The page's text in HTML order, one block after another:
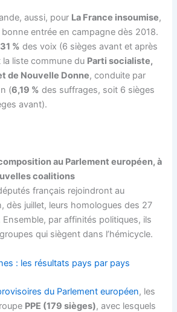
aussi, pour La France insoumise,
entrée en campagne dès 2018.
% des voix (6 sièges avant et après
liste commune du Parti socialiste,
de Nouvelle Donne, conduite par
(6,19 % des suffrages, soit 6 sièges
avant).
au Parlement européen, à
coalitions
français rejoindront au
dès juillet, leurs homologues des 27
Ensemble, par affinités politiques, ils
qui siègent dans l’hémicycle.
: les résultats pays par pays
du Parlement européen, les
PPE (179 sièges), avec lesquels